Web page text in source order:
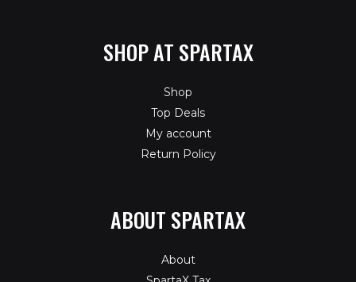
SHOP AT SPARTAX
Shop
Top Deals
My account
Return Policy
ABOUT SPARTAX
About